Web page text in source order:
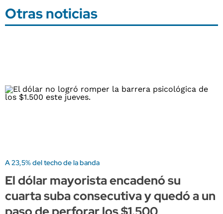
Otras noticias
A 23,5% del techo de la banda
El dólar mayorista encadenó su
cuarta suba consecutiva y quedó a un